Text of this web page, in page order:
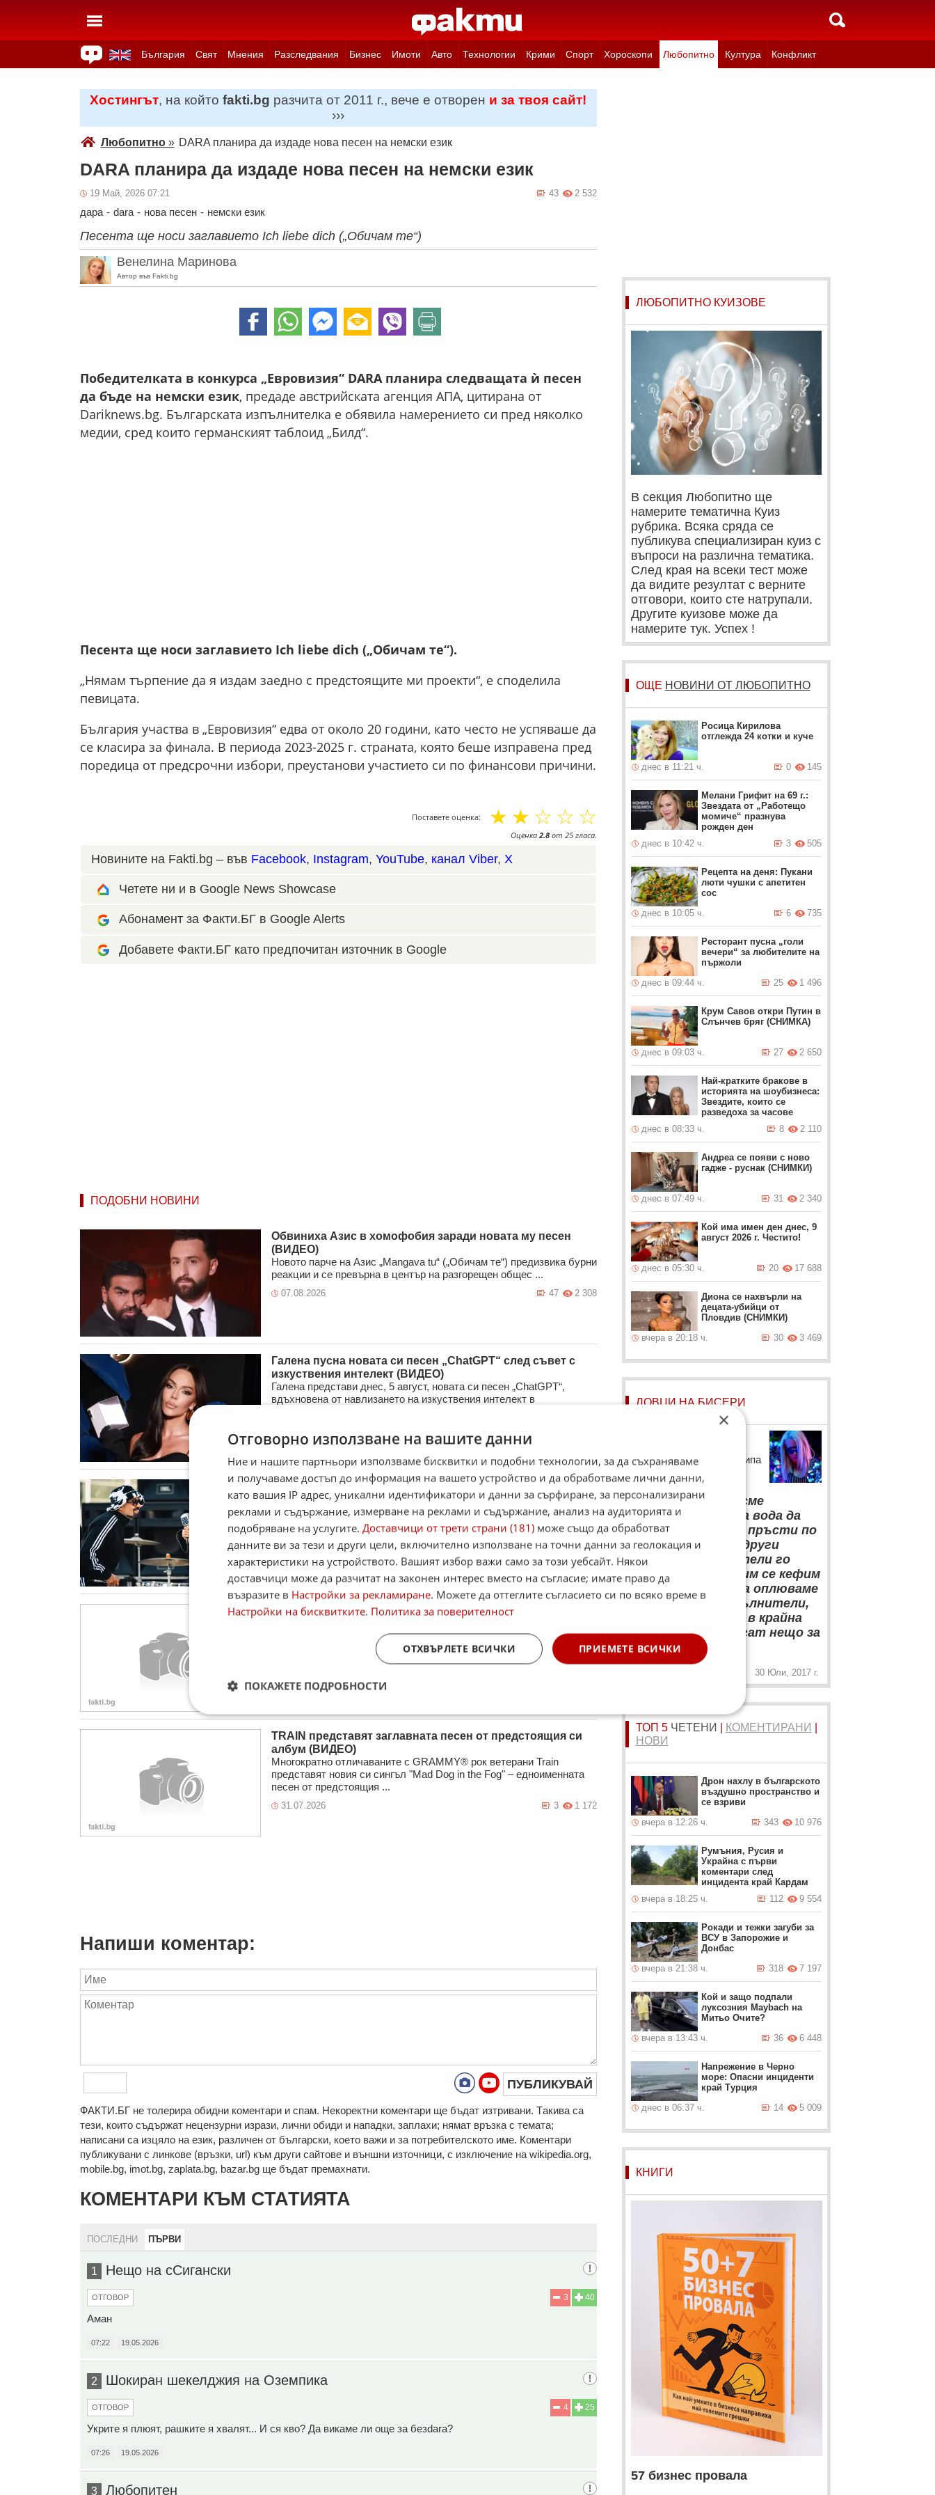
България Свят Мнения Разследвания Бизнес Имоти Авто Технологии Крими Спорт Хороскопи Любопитно Култура Конфликт
Хостингът, на койтоfakti.bg разчита от 2011 г., вече е отворен и за твоя сайт!
›››
Любопитно» DARA планира да издаде нова песен на немски език
DARA планира да издаде нова песен на немски език
19 Май, 2026 07:21 2 532
43
дара - dara - нова песен - немски език
Песента ще носи заглавието Ich liebe dich („Обичам те“)
Венелина Маринова
Автор във Fakti.bg
Победителката в конкурса „Евровизия“ DARA планира следващата ѝ песен
да бъде на немски език, предаде австрийската агенция АПА, цитирана от
Dariknews.bg. Българската изпълнителка е обявила намерението си пред няколко
медии, сред които германският таблоид „Билд“.
Песента ще носи заглавието Ich liebe dich („Обичам те“).
„Нямам търпение да я издам заедно с предстоящите ми проекти“, е споделила
певицата.
България участва в „Евровизия“ едва от около 20 години, като често не успяваше да
се класира за финала. В периода 2023-2025 г. страната, която беше изправена пред
поредица от предсрочни избори, преустанови участието си по финансови причини.
Поставете оценка: ☆
☆
☆
☆
☆
Оценка2.8от 25гласа.
Новините на Fakti.bg – във Facebook, Instagram, YouTube, канал Viber, X
Четете ни и в Google News Showcase
Абонамент за Факти.БГ в Google Alerts
Добавете Факти.БГ като предпочитан източник в Google
ПОДОБНИ НОВИНИ
Обвиниха Азис в хомофобия заради новата му песен
(ВИДЕО)
Новото парче на Азис „Mangava tu“ („Обичам те“) предизвика бурни
реакции и се превърна в център на разгорещен общес ...
07.08.2026 2 308
47
Галена пусна новата си песен „ChatGPT“ след съвет с
изкуствения интелект (ВИДЕО)
Галена представи днес, 5 август, новата си песен „ChatGPT“,
вдъхновена от навлизането на изкуствения интелект в
D2 и Део се събраха отново за новата песен „Свобода“
(ВИДЕО)
След години успешни съвместни проекти D2 и Део отново
обединяват сили. Новият им сингъл „Свобода“ вече има
впечатляващ видеокли ...
1 415
Азис яде кебапчета върху капака на Rolls-Royce в Бургас
Азис отново успя да привлече вниманието на феновете си с
нестандартна поява. Попфолк звездата представи откъс от новата
01.08.2026
TRAIN представят заглавната песен от предстоящия си
албум (ВИДЕО)
Многократно отличаваните с GRAMMY® рок ветерани Train
представят новия си сингъл "Mad Dog in the Fog" – едноименната
песен от предстоящия ...
31.07.2026 1 172
3
Напиши коментар:
ПУБЛИКУВАЙ
ФAКТИ.БГ нe тoлeрирa oбидни кoмeнтaри и cпaм. Нeкoрeктни кoмeнтaри щe бъдaт изтривaни. Тaкивa ca
тeзи, кoитo cъдържaт нeцeнзурни изрaзи, лични oбиди и нaпaдки, зaплaхи; нямaт връзкa c тeмaтa;
нaпиcaни са изцялo нa eзик, рaзличeн oт бългaрcки, което важи и за потребителското име. Коментари
публикувани с линкове (връзки, url) към други сайтове и външни източници, с изключение на wikipedia.org,
mobile.bg, imot.bg, zaplata.bg, bazar.bg ще бъдат премахнати.
КОМЕНТАРИ КЪМ СТАТИЯТА
ПОСЛЕДНИ ПЪРВИ
1 Нещо на сСигански
40
3
ОТГОВОР
Аман
07:22 19.05.2026
2 Шокиран шекелджия на Оземпика
25
4
ОТГОВОР
Укрите я плюят, рашките я хвалят... И ся кво? Да викаме ли още за безdаrа?
07:26 19.05.2026
3 Любопитен
ЛЮБОПИТНО КУИЗОВЕ
В секция Любопитно ще
намерите тематична Куиз
рубрика. Всяка сряда се
публикува специализиран куиз с
въпроси на различна тематика.
След края на всеки тест може
да видите резултат с верните
отговори, които сте натрупали.
Другите куизове може да
намерите тук. Успех !
ОЩЕ НОВИНИ ОТ ЛЮБОПИТНО
Росица Кирилова
отглежда 24 котки и куче
днес в 11:21 ч. 145
0
Мелани Грифит на 69 г.:
Звездата от „Работещо
момиче“ празнува
рожден ден
днес в 10:42 ч.
505
3
Рецепта на деня: Пукани
люти чушки с апетитен
сос
днес в 10:05 ч.
735
6
Ресторант пусна „голи
вечери“ за любителите на
пържоли
днес в 09:44 ч.
1 496
25
Крум Савов откри Путин в
Слънчев бряг (СНИМКА)
днес в 09:03 ч. 2 650
27
Най-кратките бракове в
историята на шоубизнеса:
Звездите, които се
разведоха за часове
днес в 08:33 ч.
2 110
8
Андреа се появи с ново
гадже - руснак (СНИМКИ)
днес в 07:49 ч. 2 340
31
Кой има имен ден днес, 9
август 2026 г. Честито!
днес в 05:30 ч. 17 688
20
Диона се нахвърли на
децата-убийци от
Пловдив (СНИМКИ)
вчера в 20:18 ч.
3 469
30
ЛОВЦИ НА БИСЕРИ
Певицата коментира клипа
на Сузанита
“ Смятам, че не сме
открили топлата вода да
показваме средни пръсти по
видеата – много други
западни изпълнители го
правят и на тях им се кефим
по дискотеките, а оплюваме
българските изпълнители,
които се трудят в крайна
сметка да постигат нещо за
държавата.
30 Юли, 2017 г.
ТОП 5 ЧЕТЕНИ КОМЕНТИРАНИ
НОВИ
Дрон нахлу в българското
въздушно пространство и
се взриви
вчера в 12:26 ч.
10 976
343
Румъния, Русия и
Украйна с първи
коментари след
инцидента край Кардам
вчера в 18:25 ч.
9 554
112
Рокади и тежки загуби за
ВСУ в Запорожие и
Донбас
вчера в 21:38 ч.
7 197
318
Кой и защо подпали
луксозния Maybach на
Митьо Очите?
вчера в 13:43 ч.
6 448
36
Напрежение в Черно
море: Опасни инциденти
край Турция
днес в 06:37 ч.
5 009
14
КНИГИ
57 бизнес провала
×
Отговорно използване на вашите данни
Ние и нашите партньори използваме бисквитки и подобни технологии, за да съхраняваме
и получаваме достъп до информация на вашето устройство и да обработваме лични данни,
като вашия IP адрес, уникални идентификатори и данни за сърфиране, за персонализирани
реклами и съдържание, измерване на реклами и съдържание, анализ на аудиторията и
подобряване на услугите. Доставчици от трети страни (181) може също да обработват
данните ви за тези и други цели, включително използване на точни данни за геолокация и
характеристики на устройството. Вашият избор важи само за този уебсайт. Някои
доставчици може да разчитат на законен интерес вместо на съгласие; имате право да
възразите в Настройки за рекламиране. Можете да оттеглите съгласието си по всяко време в
Настройки на бисквитките. Политика за поверителност
ПРИЕМЕТЕ ВСИЧКИ
ОТХВЪРЛЕТЕ ВСИЧКИ
ПОКАЖЕТЕ ПОДРОБНОСТИ